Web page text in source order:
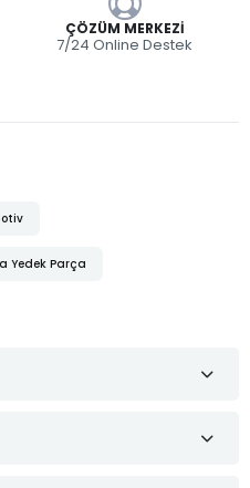
ÇÖZÜM MERKEZI
7/24 Online Destek
Yedek Parça